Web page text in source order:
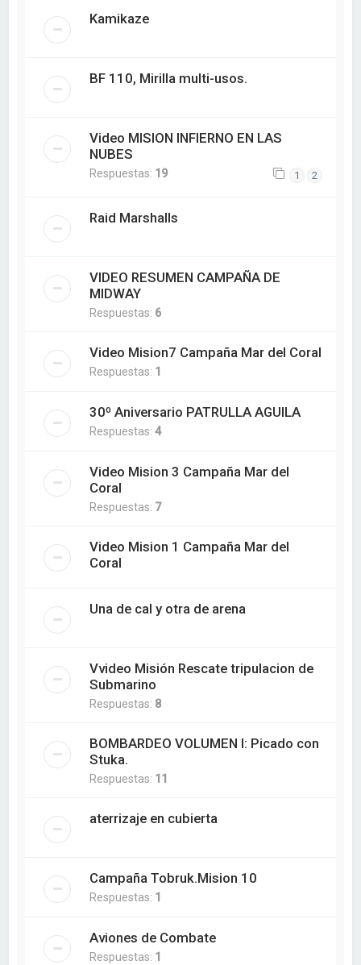
Kamikaze
BF 110, Mirilla multi-usos.
Video MISION INFIERNO EN LAS
NUBES
Respuestas: 19 1 2
Raid Marshalls
VIDEO RESUMEN CAMPAÑA DE
MIDWAY
Respuestas: 6
Video Mision7 Campaña Mar del Coral
Respuestas: 1
30º Aniversario PATRULLA AGUILA
Respuestas:4
Video Mision 3 Campaña Mar del
Coral
Respuestas: 7
Video Mision 1 Campaña Mar del
Coral
Una de cal y otra de arena
Vvideo Misión Rescate tripulacion de
Submarino
Respuestas: 8
BOMBARDEO VOLUMEN I: Picado con
Stuka.
Respuestas: 11
aterrizaje en cubierta
Campaña Tobruk.Mision 10
Respuestas: 1
Aviones de Combate
Respuestas: 1